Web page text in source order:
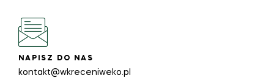
NAPISZ DO NAS
kontakt@wkreceniweko.pl